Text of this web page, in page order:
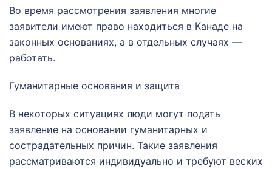
Во время рассмотрения заявления многие
заявители имеют право находиться в Канаде на
законных основаниях, а в отдельных случаях —
работать.
Гуманитарные основания и защита
В некоторых ситуациях люди могут подать
заявление на основании гуманитарных и
сострадательных причин. Такие заявления
рассматриваются индивидуально и требуют веских